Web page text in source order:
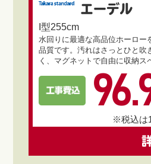
エーデル
I型255cm
水回りに最適な高品位ホーロー
品質です。汚れはさっとひと吹
く、マグネットで自由に収納ス
※税込は